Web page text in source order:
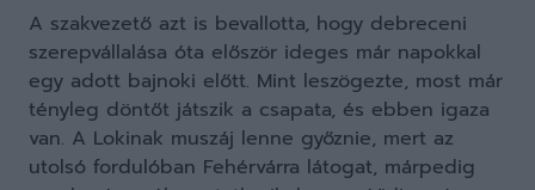
A szakvezető azt is bevallotta, hogy debreceni
szerepvállalása óta először ideges már napokkal
egy adott bajnoki előtt. Mint leszögezte, most már
tényleg döntőt játszik a csapata, és ebben igaza
van. A Lokinak muszáj lenne győznie, mert az
utolsó fordulóban Fehérvárra látogat, márpedig